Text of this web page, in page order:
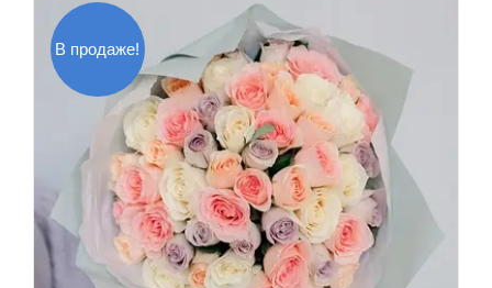
В продаже!